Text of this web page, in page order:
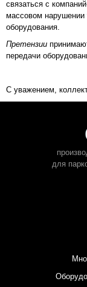
связаться с
массовом нарушении
оборудования.
Претензии
передачи
С уважением,
для